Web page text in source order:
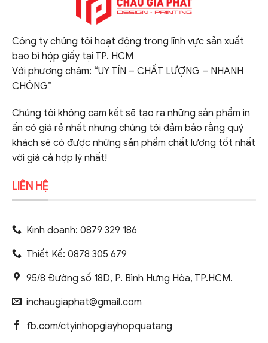
Công ty chúng tôi hoạt động trong lĩnh vực sản xuất
bao bì hộp giấy tại TP. HCM
Với phương châm: “UY TÍN – CHẤT LƯỢNG – NHANH
CHÓNG”
Chúng tôi không cam kết sẽ tạo ra những sản phẩm in
ấn có giá rẻ nhất nhưng chúng tôi đảm bảo rằng quý
khách sẽ có được những sản phẩm chất lượng tốt nhất
với giá cả hợp lý nhất!
LIÊN HỆ
Kinh doanh: 0879 329 186
Thiết Kế: 0878 305 679
95/8 Đường số 18D, P. Bình Hưng Hòa, TP.HCM.
inchaugiaphat@gmail.com
fb.com/ctyinhopgiayhopquatang